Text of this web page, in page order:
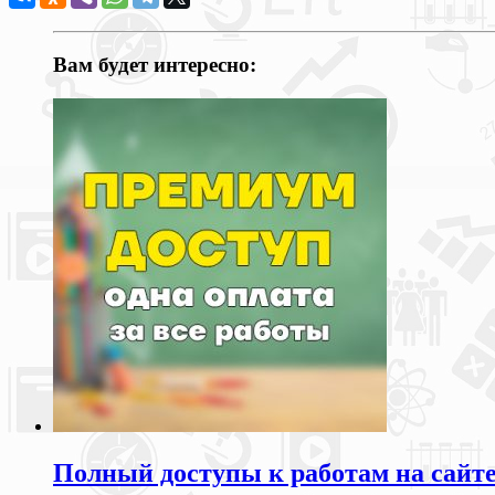
Вам будет интересно:
Полный доступы к работам на